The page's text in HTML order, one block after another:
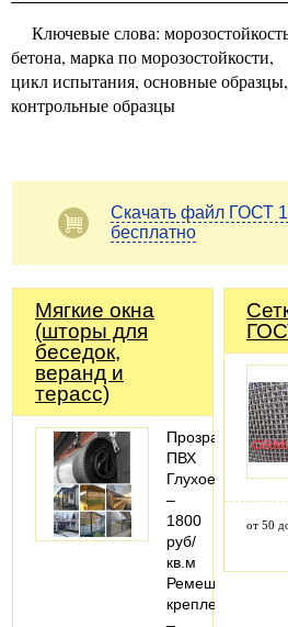
Ключевые слова:
бетона, марка по морозостойкости,
цикл испытания, основные образцы,
контрольные образцы
Скачать файл ГОСТ
бесплатно
Мягкие окна
(шторы для
беседок,
веранд и
терасс)
Прозрачный
ПВХ
Глухое
–
1800
руб/
кв.м
Ремешковое
крепление
от 50